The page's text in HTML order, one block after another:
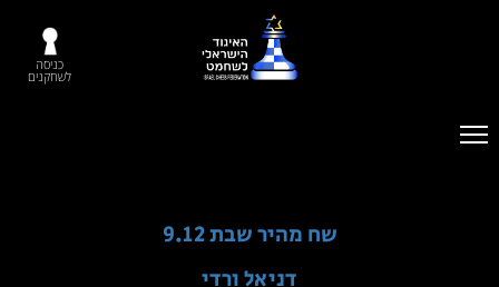
כניסה
לשחקנים
שח מהיר שבת 9.12
דניאל ורדי